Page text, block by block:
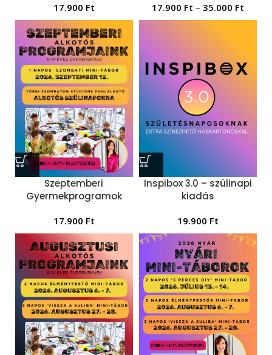
17.900 Ft 17.900 Ft – 35.000 Ft
Szeptemberi
Gyermekprogramok
17.900 Ft
Inspibox 3.0 – szülinapi
kiadás
19.900 Ft